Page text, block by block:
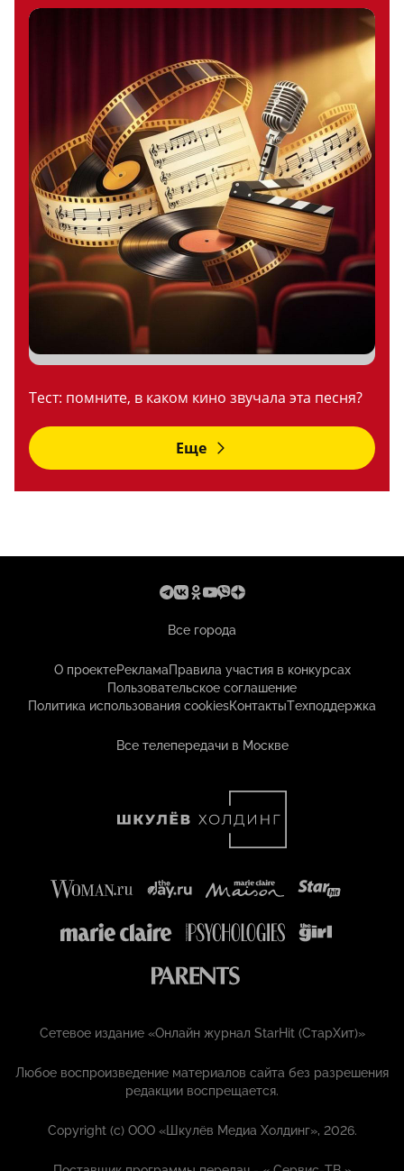
Тест: помните, в каком кино звучала эта песня?
Еще
Все города
О проектеРекламаПравила участия в конкурсах
Пользовательское соглашение
Политика использования cookiesКонтактыТехподдержка
Все телепередачи в Москве
Сетевое издание «Онлайн журнал StarHit (СтарХит)»
Любое воспроизведение материалов сайта без разрешения
редакции воспрещается.
Copyright (с) ООО «Шкулёв Медиа Холдинг», 2026.